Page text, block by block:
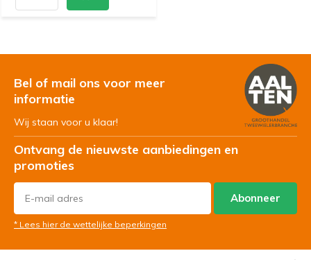
Bel of mail ons voor meer
informatie
Wij staan voor u klaar!
Ontvang de nieuwste aanbiedingen en
promoties
Abonneer
* Lees hier de wettelijke beperkingen